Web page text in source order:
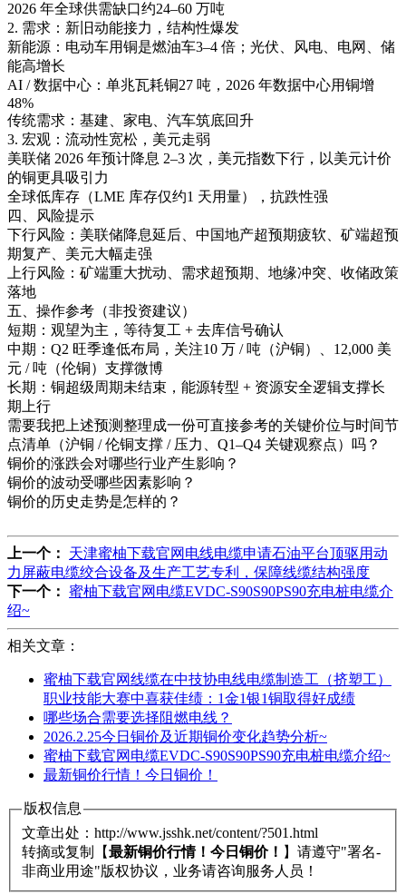
2026 年全球供需缺口约24–60 万吨
2. 需求：新旧动能接力，结构性爆发
新能源：电动车用铜是燃油车3–4 倍；光伏、风电、电网、储
能高增长
AI / 数据中心：单兆瓦耗铜27 吨，2026 年数据中心用铜增
48%
传统需求：基建、家电、汽车筑底回升
3. 宏观：流动性宽松，美元走弱
美联储 2026 年预计降息 2–3 次，美元指数下行，以美元计价
的铜更具吸引力
全球低库存（LME 库存仅约1 天用量），抗跌性强
四、风险提示
下行风险：美联储降息延后、中国地产超预期疲软、矿端超预
期复产、美元大幅走强
上行风险：矿端重大扰动、需求超预期、地缘冲突、收储政策
落地
五、操作参考（非投资建议）
短期：观望为主，等待复工 + 去库信号确认
中期：Q2 旺季逢低布局，关注10 万 / 吨（沪铜）、12,000 美
元 / 吨（伦铜）支撑微博
长期：铜超级周期未结束，能源转型 + 资源安全逻辑支撑长
期上行
需要我把上述预测整理成一份可直接参考的关键价位与时间节
点清单（沪铜 / 伦铜支撑 / 压力、Q1–Q4 关键观察点）吗？
铜价的涨跌会对哪些行业产生影响？
铜价的波动受哪些因素影响？
铜价的历史走势是怎样的？
上一个： 天津蜜柚下载官网电线电缆申请石油平台顶驱用动
力屏蔽电缆绞合设备及生产工艺专利，保障线缆结构强度
下一个： 蜜柚下载官网电缆EVDC-S90S90PS90充电桩电缆介
绍~
相关文章：
蜜柚下载官网线缆在中技协电线电缆制造工（挤塑工）
职业技能大赛中喜获佳绩：1金1银1铜取得好成绩
哪些场合需要选择阻燃电线？
2026.2.25今日铜价及近期铜价变化趋势分析~
蜜柚下载官网电缆EVDC-S90S90PS90充电桩电缆介绍~
最新铜价行情！今日铜价！
版权信息
文章出处：http://www.jsshk.net/content/?501.html
转摘或复制【最新铜价行情！今日铜价！ 】请遵守"署名-
非商业用途"版权协议，业务请咨询服务人员！